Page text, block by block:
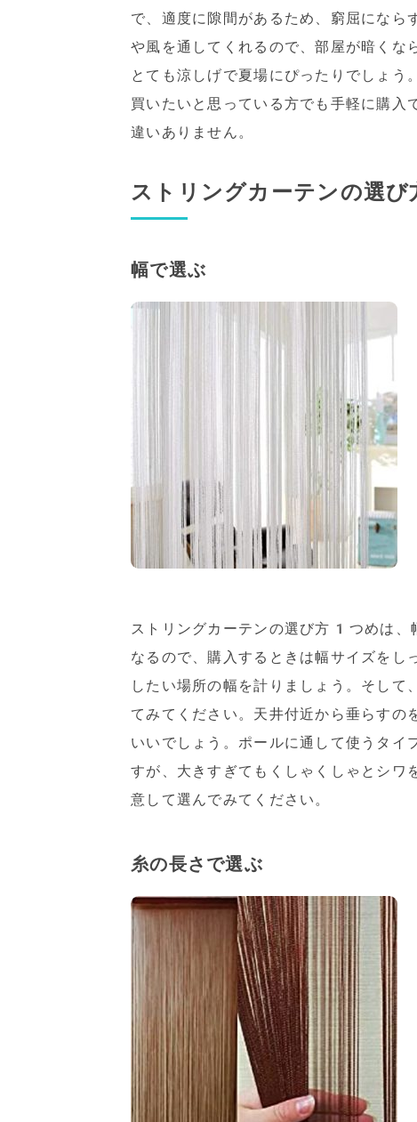
で、適度に隙間があるため、窮屈になら
や風を通してくれるので、部屋が暗くな
とても涼しげで夏場にぴったりでしょう
買いたいと思っている方でも手軽に購入
違いありません。
ストリングカーテンの選び
幅で選ぶ
ストリングカーテンの選び方1つめは、
なるので、購入するときは幅サイズをし
したい場所の幅を計りましょう。そして
てみてください。天井付近から垂らすの
いいでしょう。ポールに通して使うタイ
すが、大きすぎてもくしゃくしゃとシワ
意して選んでみてください。
糸の長さで選ぶ